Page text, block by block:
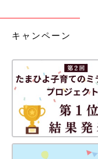
キャンペーン